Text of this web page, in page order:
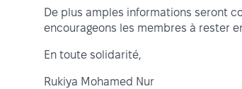
De plus amples informations seront
encourageons les membres à rester
En toute solidarité,
Rukiya Mohamed Nur